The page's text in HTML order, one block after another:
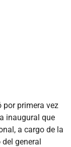
por primera vez
inaugural que
a cargo de la
general